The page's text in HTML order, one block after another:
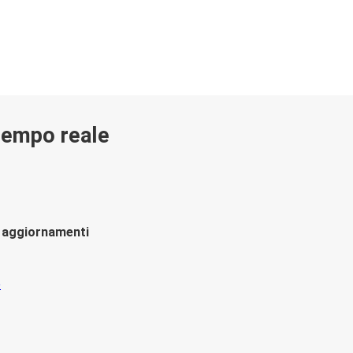
reale